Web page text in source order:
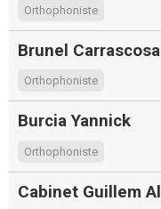
Orthophoniste
Brunel
Orthophoniste
Burcia Yannick
Orthophoniste
Cabinet Guillem